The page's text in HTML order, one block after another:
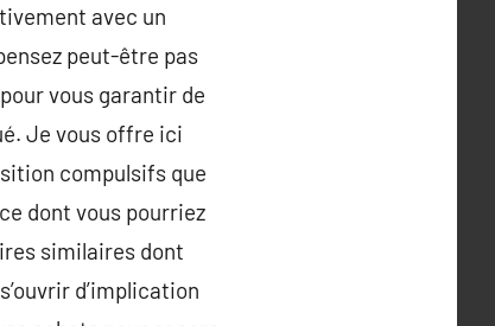
avec un
peut-être pas
vous garantir de
Je vous offre ici
compulsifs que
dont vous pourriez
similaires dont
d’implication